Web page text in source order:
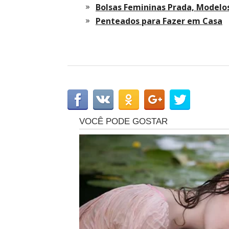
Bolsas Femininas Prada,
Penteados para Fazer em Casa